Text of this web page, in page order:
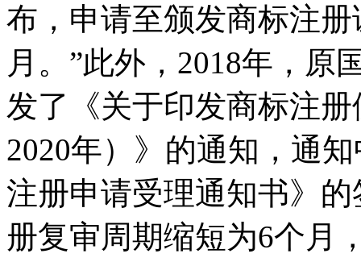
布，申请至颁发商标注
月。”此外，2018年，原
发了《关于印发商标注
2020年）》的通知，通
注册申请受理通知书》
册复审周期缩短为6个月